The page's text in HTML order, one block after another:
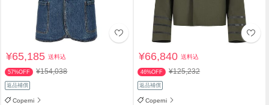
¥65,185送料込
57%OFF ¥154,038
返品補償
Coperni
¥66,840送料込
46%OFF ¥125,232
返品補償
Coperni